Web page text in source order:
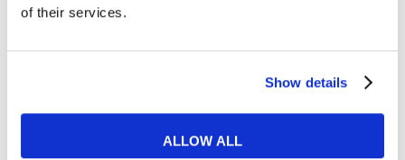
of their services.
Show details
ALLOW ALL
Prenotare un taxi in lingua